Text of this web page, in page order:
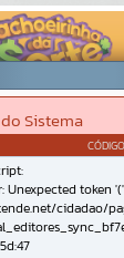
Por favor,
Por favor,
Sistema
Unexpected token '('
cidadao/